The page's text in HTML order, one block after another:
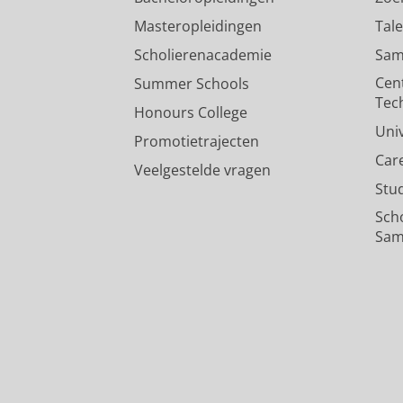
Masteropleidingen
Scholierenacademie
Summer Schools
Honours College
Promotietrajecten
Veelgestelde vragen